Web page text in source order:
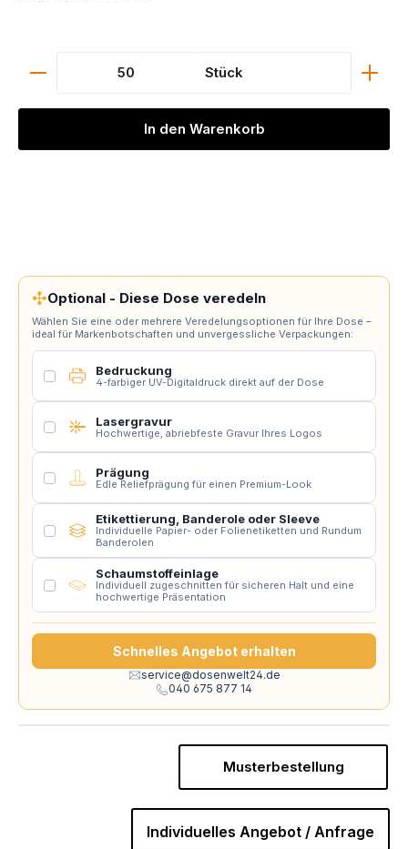
Produkt Anzahl: Gib den gewünschten Wert ein
Stück
In den Warenkorb
✣Optional - Diese Dose veredeln
Wählen Sie eine oder mehrere Veredelungsoptionen für Ihre Dose –
ideal für Markenbotschaften und unvergessliche Verpackungen:
Bedruckung
4-farbiger UV-Digitaldruck direkt auf der Dose
Lasergravur
Hochwertige, abriebfeste Gravur Ihres Logos
Prägung
Edle Reliefprägung für einen Premium-Look
Etikettierung, Banderole oder Sleeve
Individuelle Papier- oder Folienetiketten und Rundum
Banderolen
Schaumstoffeinlage
Individuell zugeschnitten für sicheren Halt und eine
hochwertige Präsentation
Schnelles Angebot erhalten
service@dosenwelt24.de
040 675 877 14
Musterbestellung
Individuelles Angebot / Anfrage